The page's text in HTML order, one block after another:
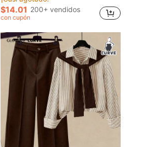
$14.01 200+ vendidos
con cupón